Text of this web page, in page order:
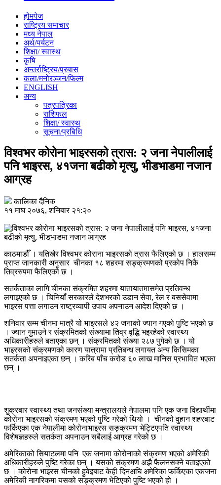
होमपेज
राष्ट्रिय समाचार
मध्य नेपाल
अर्थ/पर्यटन
शिक्षा/ स्वास्थ
कृषि
अन्तर्राष्ट्रिय/प्रबास
कला/मनोरञ्जन/फिल्म
ENGLISH
अन्य
पत्रपत्रिका
राशिफल
शिक्षा/ स्वास्थ
सूचना/प्रबिधि
विश्वभर कोरोना भाइरसको त्रास: २ जना नेपालीलाई
पनि भाइरस, ४१जना बढीको मृत्यु, भीडभाडमा नजान
आग्रह
कालिका दैनिक
११ माघ २०७६, शनिबार २१:२०
काठमाडौँ । यतिखेर विश्वभर कोराना भाइरसको त्रास फैलिएको छ । हालसम्म
प्राप्त जानकारी अनुसार चीनका १८ शहरमा सङ्क्रमणको प्रकोप निकै
तिव्ररुपमा फैलिएको छ ।
सतर्कताका लागि चीनका संक्रमित शहरमा यातायातमासमेत प्रतिवन्ध
लगाइएको छ । चिनियाँ सरकारले देशभरको उडान सेवा, रेल र बससेवामा
भाइरस पत्ता लगाउन राष्ट्रव्यापी उपाय अपनाउन आदेश दिएको छ ।
शनिवार सम्म चीनमा मात्रै यो भाइरसले ४२ जनाको ज्यान गएको पुष्टि भएको छ
। ज्यान गुमाउने र संक्रमितको संख्यामा तिव्र वृद्धि भइरहेको स्वास्थ्य
अधिकारीहरुले बताएका छन् । संक्रमितको संख्या २८७ पुगेको छ । यो
भाइरसको संक्रमणको कारण यात्रामा प्रतिबन्ध लगायत अन्य किसिमका
सतर्कता अपनाइएका छन् । करिब पाँच करोड ६० लाख मानिस प्रभावित भएका
छन् ।
शुक्रबार स्वास्थ्य तथा जनसंख्या मन्त्रालयले नेपालमा पनि एक जना विद्यार्थीमा
कोरोना भाइरसको संक्रमण भएको पुष्टि गरेको थियो । चीनको वुहान शहरबाट
फर्किएका एक नेपालीमा कोरोनाभाइरस सङ्क्रमण भेट्टिएपति स्वास्थ्य
विशेषज्ञहरुले सतर्कता अपनाउन सबैलाई आग्रह गरेको छ ।
अमेरिकाको सियाटलमा पनि एक जनामा कोरोनाको संक्रमण भएको अमेरिकी
अधिकारीहरुले पुष्टि गरेका छन् । यसको संक्रमण अझै फैलनसक्ने बताइएको
छ । कोरोना भाइरस चीनको हुवेइबाट केही दिनअघि अमेरिका फर्किएका एकजना
अमेरिकी नागरिकमा यसको सङ्क्रमण भेटिएको पुष्टि भएको हो ।